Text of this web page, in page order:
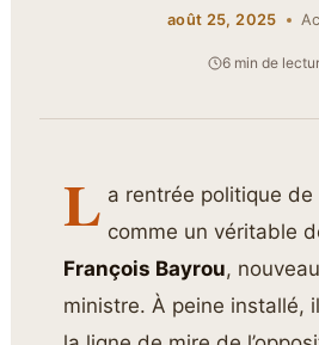
août 25, 2025
6 min de
L a rentrée politique de
comme un véritable
François Bayrou,
ministre. À peine installé,